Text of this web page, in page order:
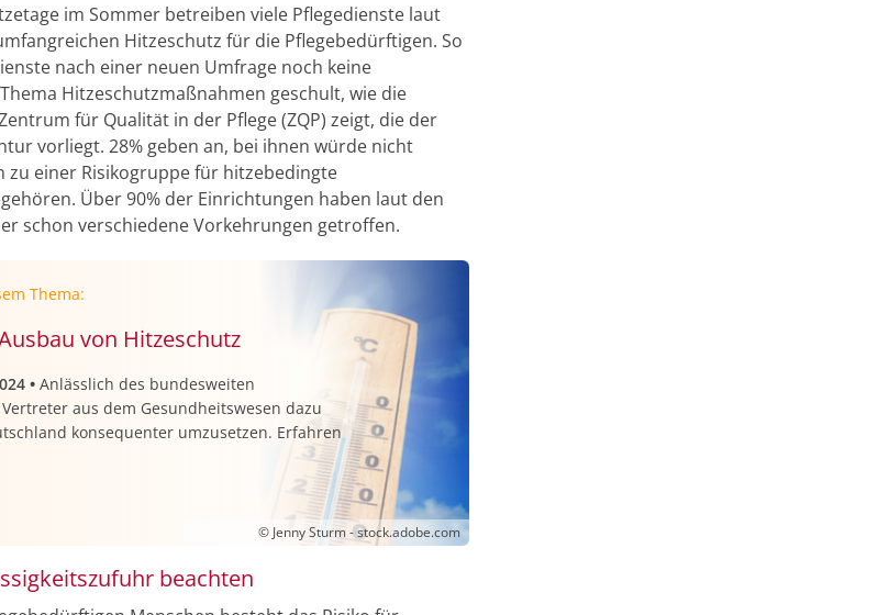
im Sommer betreiben viele Pflegedienste laut
Hitzeschutz für die Pflegebedürftigen. So
nach einer neuen Umfrage noch keine
Hitzeschutzmaßnahmen geschult, wie die
für Qualität in der Pflege (ZQP) zeigt, die der
vorliegt. 28% geben an, bei ihnen würde nicht
zu einer Risikogruppe für hitzebedingte
Über 90% der Einrichtungen haben laut den
schon verschiedene Vorkehrungen getroffen.
Thema:
von Hitzeschutz
• Anlässlich des bundesweiten
aus dem Gesundheitswesen dazu
konsequenter umzusetzen. Erfahren
© Jenny Sturm - stock.adobe.com
beachten